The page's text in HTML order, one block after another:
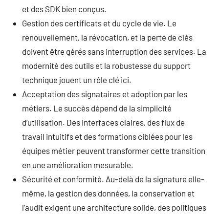
et des SDK bien conçus.
Gestion des certificats et du cycle de vie. Le
renouvellement, la révocation, et la perte de clés
doivent être gérés sans interruption des services. La
modernité des outils et la robustesse du support
technique jouent un rôle clé ici.
Acceptation des signataires et adoption par les
métiers. Le succès dépend de la simplicité
d’utilisation. Des interfaces claires, des flux de
travail intuitifs et des formations ciblées pour les
équipes métier peuvent transformer cette transition
en une amélioration mesurable.
Sécurité et conformité. Au-delà de la signature elle-
même, la gestion des données, la conservation et
l’audit exigent une architecture solide, des politiques